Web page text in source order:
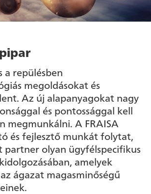
a repülésben
megoldásokat és
Az új alapanyagokat nagy
és pontossággal kell
megmunkálni. A FRAISA
és fejlesztő munkát folytat,
partner olyan ügyfélspecifikus
amelyek
ágazat magasminőségű